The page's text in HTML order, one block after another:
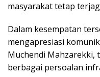
masyarakat tetap
Dalam kesempatan
mengapresiasi
Muchendi Mahzarekki,
berbagai persoalan